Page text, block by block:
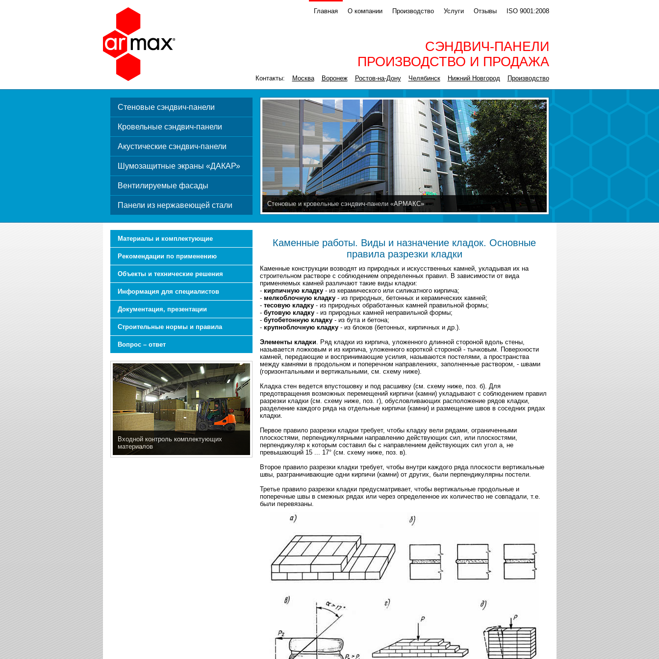
Главная О компании Производство Услуги Отзывы ISO 9001:2008
СЭНДВИЧ-ПАНЕЛИ
ПРОИЗВОДСТВО И ПРОДАЖА
Контакты: Москва Воронеж Ростов-на-Дону Челябинск Нижний Новгород Производство
Стеновые сэндвич-панели
Кровельные сэндвич-панели
Акустические сэндвич-панели
Шумозащитные экраны «ДАКАР»
Вентилируемые фасады
Панели из нержавеющей стали Стеновые и кровельные сэндвич-панели «АРМАКС»
Материалы и комплектующие
Рекомендации по применению
Объекты и технические решения
Информация для специалистов
Документация, презентации
Строительные нормы и правила
Вопрос – ответ
Входной контроль комплектующих
материалов
Каменные работы. Виды и назначение кладок. Основные
правила разрезки кладки
Каменные конструкции возводят из природных и искусственных камней, укладывая их на
строительном растворе с соблюдением определенных правил. В зависимости от вида
применяемых камней различают такие виды кладки:
- кирпичную кладку- из керамического или силикатного кирпича;
- мелкоблочную кладку- из природных, бетонных и керамических камней;
- тесовую кладку- из природных обработанных камней правильной формы;
- бутовую кладку- из природных камней неправильной формы;
- бутобетонную кладку- из бута и бетона;
- крупноблочную кладку- из блоков (бетонных, кирпичных и др.).
Элементы кладки. Ряд кладки из кирпича, уложенного длинной стороной вдоль стены,
называется ложковым и из кирпича, уложенного короткой стороной - тычковым. Поверхности
камней, передающие и воспринимающие усилия, называются постелями, а пространства
между камнями в продольном и поперечном направлениях, заполненные раствором, - швами
(горизонтальными и вертикальными, см. схему ниже).
Кладка стен ведется впустошовку и под расшивку (см. схему ниже, поз. б). Для
предотвращения возможных перемещений кирпичи (камни) укладывают с соблюдением правил
разрезки кладки (см. схему ниже, поз. г), обусловливающих расположение рядов кладки,
разделение каждого ряда на отдельные кирпичи (камни) и размещение швов в соседних рядах
кладки.
Первое правило разрезки кладки требует, чтобы кладку вели рядами, ограниченными
плоскостями, перпендикулярными направлению действующих сил, или плоскостями,
перпендикуляр к которым составил бы с направлением действующих сил угол а, не
превышающий 15 ... 17° (см. схему ниже, поз. в).
Второе правило разрезки кладки требует, чтобы внутри каждого ряда плоскости вертикальные
швы, разграничивающие одни кирпичи (камни) от других, были перпендикулярны постели.
Третье правило разрезки кладки предусматривает, чтобы вертикальные продольные и
поперечные швы в смежных рядах или через определенное их количество не совпадали, т.е.
были перевязаны.